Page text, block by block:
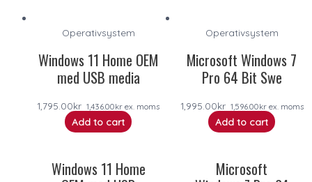
Operativsystem
Windows 11 Home OEM
med USB media
1,795.00kr 1,436.00kr ex. moms
Add to cart
Windows 11 Home
Operativsystem
Microsoft Windows 7
Pro 64 Bit Swe
1,995.00kr 1,596.00krex. moms
Add to cart
Microsoft